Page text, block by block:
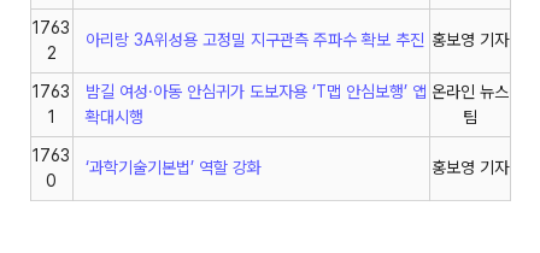
1763
2
아리랑 3A위성용 고정밀 지구관측 주파수 확보 추진 홍보영 기자
1763
1
밤길 여성·아동 안심귀가 도보자용 ‘T맵 안심보행’ 앱
확대시행
온라인 뉴스
팀
1763
0
‘과학기술기본법’ 역할 강화 홍보영 기자